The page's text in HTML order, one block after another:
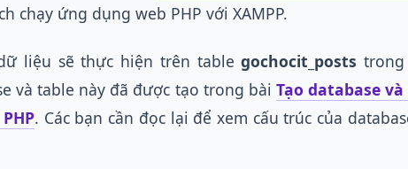
chạy ứng dụng web PHP với XAMPP.
liệu sẽ thực hiện trên tablegochocit_posts trong
và table này đã được tạo trong bài Tạo database
. Các bạn cần đọc lại để xem cấu trúc của